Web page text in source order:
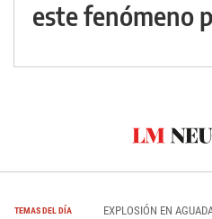
este fenómeno
TEMAS DEL DÍA EXPLOSIÓN EN